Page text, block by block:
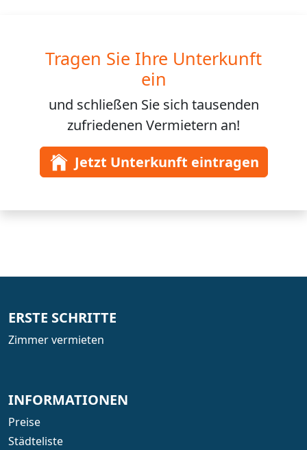
Tragen Sie Ihre Unterkunft
ein
und schließen Sie sich tausenden
zufriedenen Vermietern an!
Jetzt Unterkunft eintragen
ERSTE SCHRITTE
Zimmer vermieten
INFORMATIONEN
Preise
Städteliste